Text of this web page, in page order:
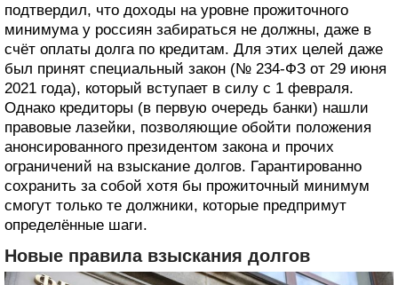
подтвердил, что доходы на уровне прожиточного
минимума у россиян забираться не должны, даже в
счёт оплаты долга по кредитам. Для этих целей даже
был принят специальный закон (№ 234-ФЗ от 29 июня
2021 года), который вступает в силу с 1 февраля.
Однако кредиторы (в первую очередь банки) нашли
правовые лазейки, позволяющие обойти положения
анонсированного президентом закона и прочих
ограничений на взыскание долгов. Гарантированно
сохранить за собой хотя бы прожиточный минимум
смогут только те должники, которые предпримут
определённые шаги.
Новые правила взыскания долгов